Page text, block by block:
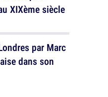
XIXème siècle
par Marc
dans son